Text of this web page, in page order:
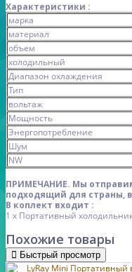
Характеристики :
марка
материал
объем
холодильный
Диапазон охлаждения
Тип
вольтаж
Мощность
Энергопотребление
Шум
NW
ПРИМЕЧАНИЕ. Мы
подходящий для страны,
В коплект входит :
1 х Портативный
Похожие товары
Быстрый просмотр